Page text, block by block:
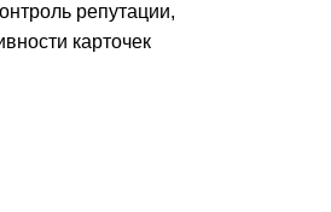
репутации,
карточек